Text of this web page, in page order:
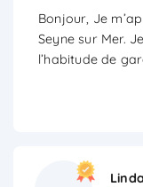
Bonjour, Je
Seyne sur Mer.
l’habitude de